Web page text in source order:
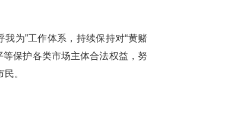
为”工作体系，持续保持对“黄赌
等保护各类市场主体合法权益，努
。